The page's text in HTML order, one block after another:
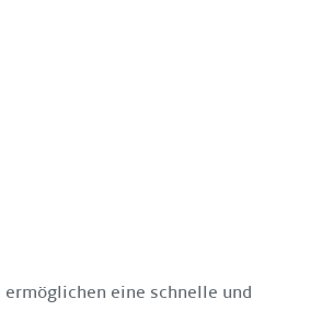
eine schnelle und